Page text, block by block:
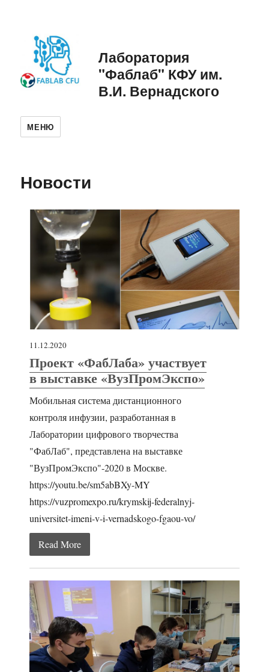
Лаборатория
"Фаблаб" КФУ им.
В.И. Вернадского
МЕНЮ
Новости
11.12.2020
Проект «ФабЛаба» участвует
в выставке «ВузПромЭкспо»
Мобильная система дистанционного
контроля инфузии, разработанная в
Лаборатории цифрового творчества
"ФабЛаб", представлена на выставке
"ВузПромЭкспо"-2020 в Москве.
https://youtu.be/sm5abBXy-MY
https://vuzpromexpo.ru/krymskij-federalnyj-
universitet-imeni-v-i-vernadskogo-fgaou-vo/
Read More